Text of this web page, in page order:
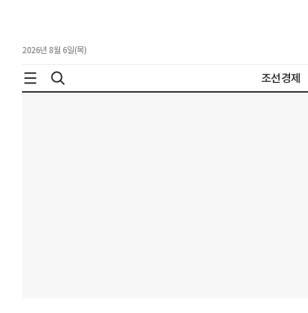
2026년 8월 6일(목)
조선경제